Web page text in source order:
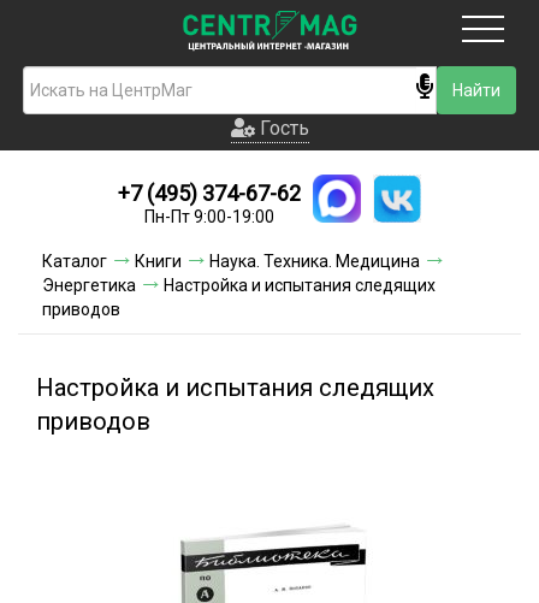
Гость
Новинки
Условия доставки
Гость
+7 (495) 374-67-62
Пн-Пт 9:00-19:00
Каталог Книги
Наука. Техника. Медицина
Энергетика
Настройка и испытания следящих
приводов
Настройка и испытания следящих
приводов